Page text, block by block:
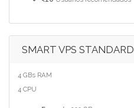
SMART VPS STANDARD
4 GBs RAM
4 CPU